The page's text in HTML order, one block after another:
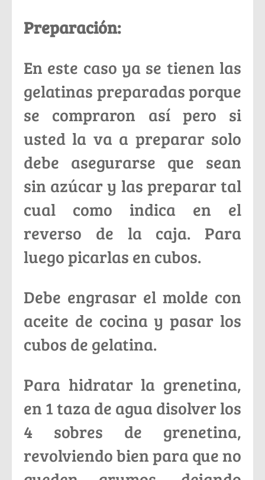
Preparación:
En este caso ya se tienen las
gelatinas preparadas porque
se compraron así pero si
usted la va a preparar solo
debe asegurarse que sean
sin azúcar y las preparar tal
cual como indica en el
reverso de la caja. Para
luego picarlas en cubos.
Debe engrasar el molde con
aceite de cocina y pasar los
cubos de gelatina.
Para hidratar la grenetina,
en 1 taza de agua disolver los
4 sobres de grenetina,
revolviendo bien para que no